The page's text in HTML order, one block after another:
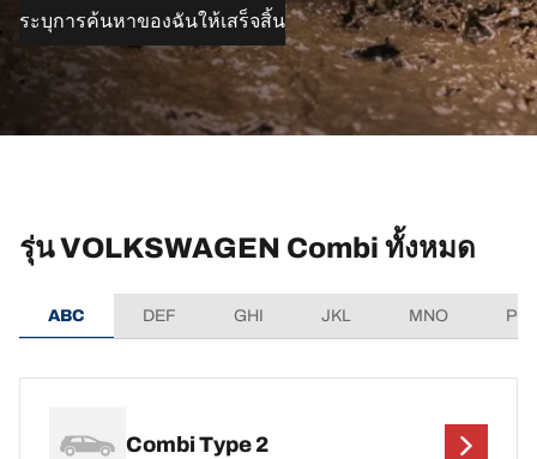
ระบุการค้นหาของฉันให้เสร็จสิ้น
รุ่น VOLKSWAGEN Combi ทั้งหมด
ABC DEF GHI JKL MNO
Combi Type 2